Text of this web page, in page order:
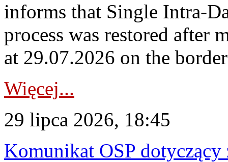
informs that Single Intra-
process was restored after
at 29.07.2026 on the
Więcej...
29 lipca 2026, 18:45
Komunikat OSP dotyczący